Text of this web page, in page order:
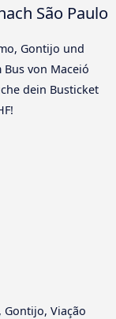
São Paulo
Gontijo und
von Maceió
dein Busticket
Gontijo, Viação